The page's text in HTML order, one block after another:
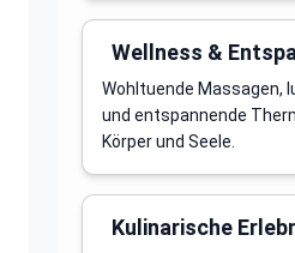
Wellness &
Wohltuende Massagen,
und entspannende
Körper und Seele.
Kulinarische